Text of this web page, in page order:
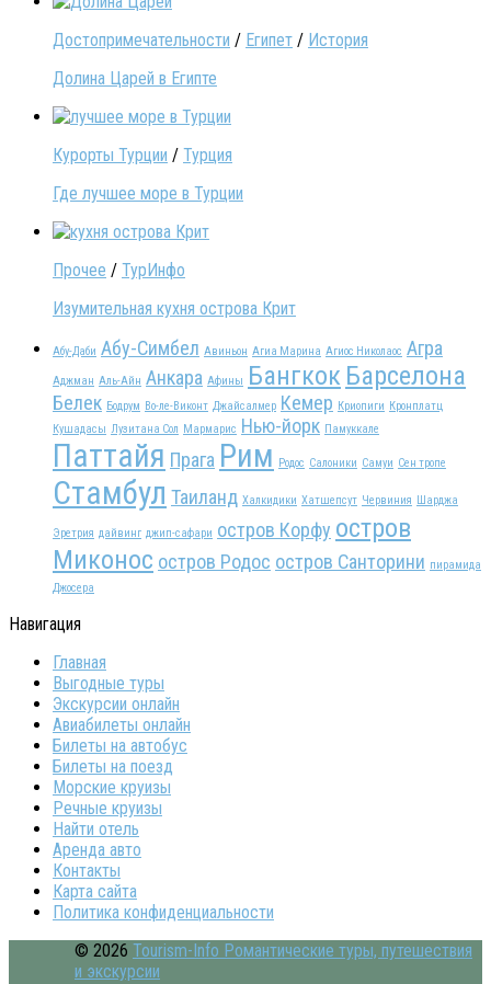
Достопримечательности / Египет / История
Долина Царей в Египте
Курорты Турции / Турция
Где лучшее море в Турции
Прочее / ТурИнфо
Изумительная кухня острова Крит
Абу-Даби Абу-Симбел Авиньон Агиа Марина Агиос Николаос Агра
Аджман Аль-Айн Анкара Афины Бангкок Барселона
Белек Бодрум Во-ле-Виконт Джайсалмер Кемер Криопиги Кронплатц
Кушадасы Лузитана Сол Мармарис Нью-йорк Памуккале
Паттайя Прага Рим Родос Салоники Самуи Сен тропе
Стамбул Таиланд Халкидики Хатшепсут Червиния Шарджа
Эретрия дайвинг джип-сафари остров Корфу остров
Миконос остров Родос остров Санторини пирамида
Джосера
Навигация
Главная
Выгодные туры
Экскурсии онлайн
Авиабилеты онлайн
Билеты на автобус
Билеты на поезд
Морские круизы
Речные круизы
Найти отель
Аренда авто
Контакты
Карта сайта
Политика конфиденциальности
© 2026 Tourism-Info Романтические туры, путешествия
и экскурсии